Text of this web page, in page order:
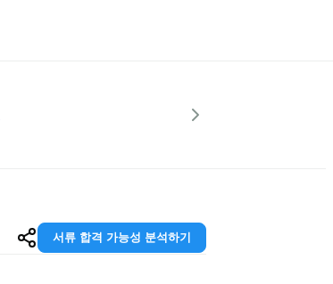
서류 합격 가능성 분석하기